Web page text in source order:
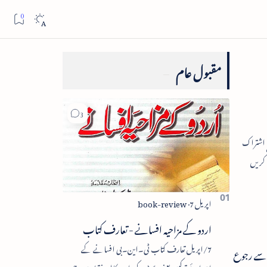
سے رجوع
مقبول عام
اردو کے مزاحیہ افسانے - تعارف کتاب
7/اپریل تعارف کتاب ٹی۔این۔بی افسانے کے